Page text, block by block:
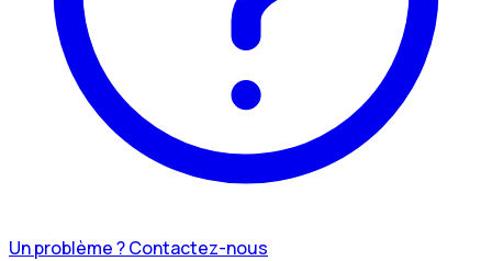
Un problème ? Contactez-nous